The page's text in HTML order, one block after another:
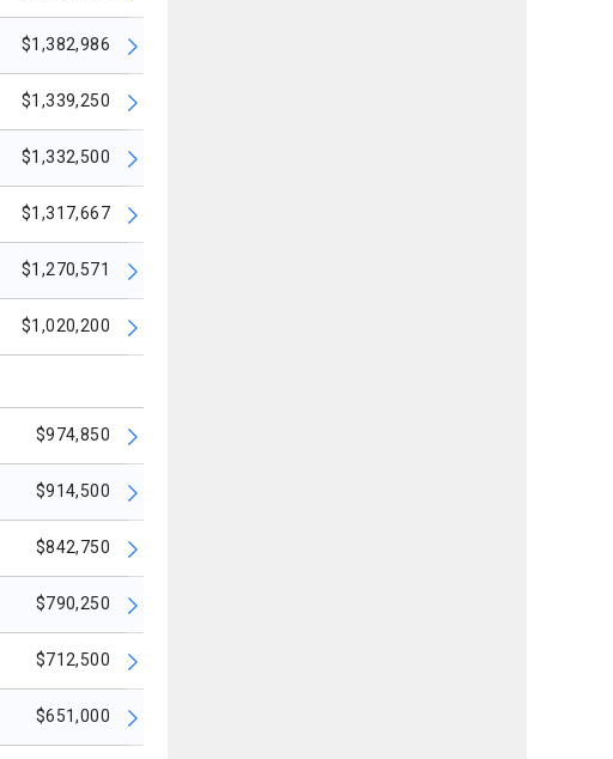
$1,382,986
$1,339,250
$1,332,500
$1,317,667
$1,270,571
$1,020,200
$974,850
$914,500
$842,750
$790,250
$712,500
$651,000